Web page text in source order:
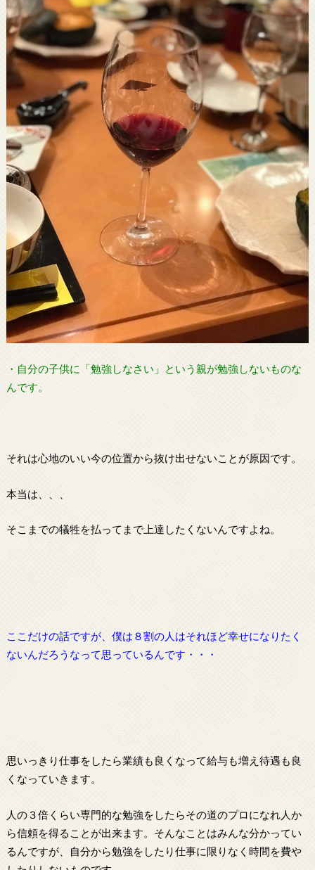
・自分の子供に「勉強しなさい」という親が勉強しないものな
んです。
それは心地のいい今の位置から抜け出せないことが原因です。
本当は、、、
そこまでの犠牲を払ってまで上達したくないんですよね。
ここだけの話ですが、僕は８割の人はそれほど幸せになりたく
ないんだろうなって思っているんです・・・
思いっきり仕事をしたら業績も良くなって給与も増え待遇も良
くなっていきます。
人の３倍くらい専門的な勉強をしたらその道のプロになれ人か
ら信頼を得ることが出来ます。そんなことはみんな分かってい
るんですが、自分から勉強をしたり仕事に限りなく時間を費や